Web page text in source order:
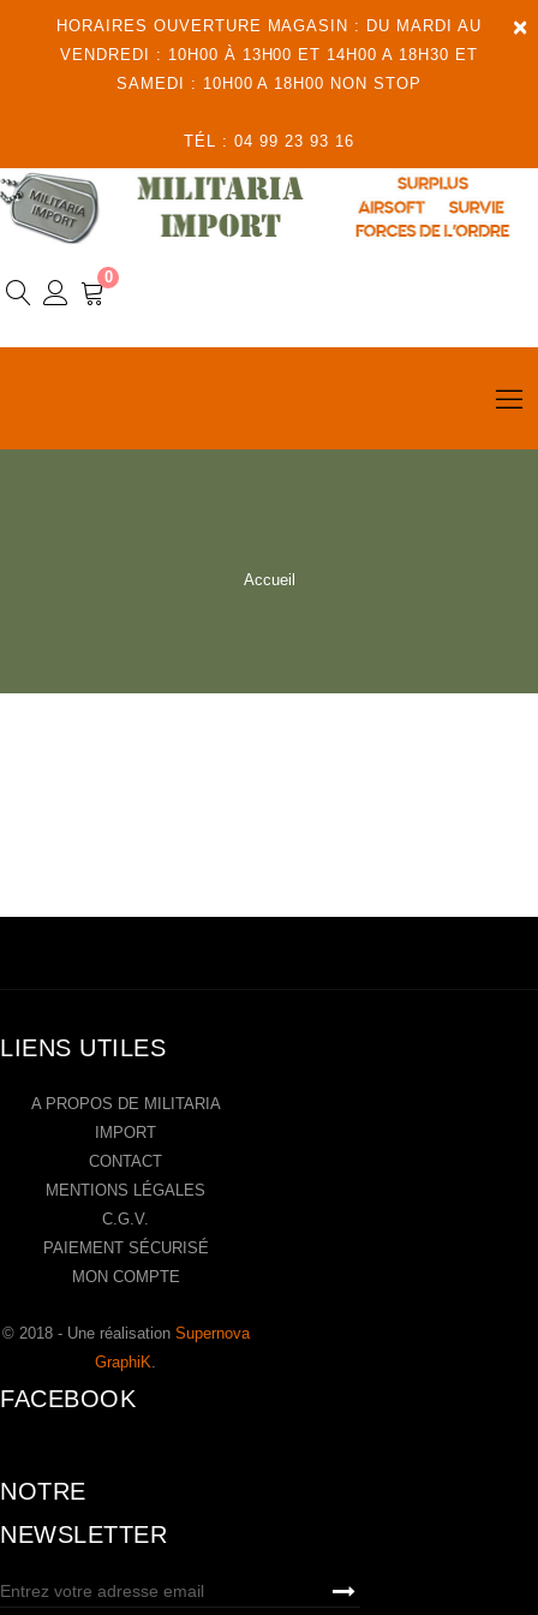
×
HORAIRES OUVERTURE MAGASIN : DU MARDI AU
VENDREDI : 10H00 À 13H00 ET 14H00 A 18H30 ET
SAMEDI : 10H00 A 18H00 NON STOP
TÉL : 04 99 23 93 16
0
Accueil
LIENS UTILES
A PROPOS DE MILITARIA
IMPORT
CONTACT
MENTIONS LÉGALES
C.G.V.
PAIEMENT SÉCURISÉ
MON COMPTE
© 2018 - Une réalisation Supernova
GraphiK
FACEBOOK
NOTRE
NEWSLETTER